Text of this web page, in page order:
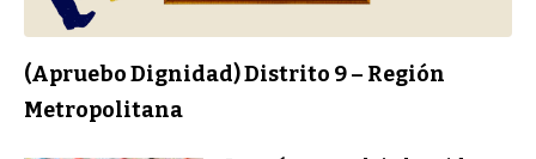
(Apruebo Dignidad) Distrito 9 – Región
Metropolitana